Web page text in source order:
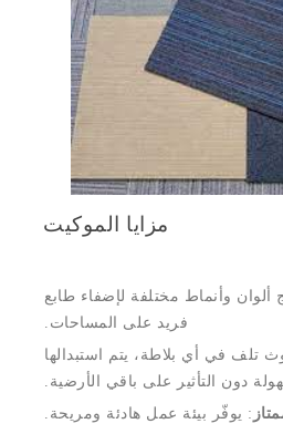
وأنماط مختلفة لإضفاء طابع
فريد على المساحات.
تلف في أي بلاطة، يتم استبدالها
دون التأثير على باقي الأرضية.
: يوفّر بيئة عمل هادئة ومريحة.